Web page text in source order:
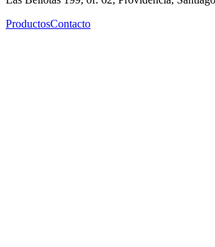
ProductosContacto